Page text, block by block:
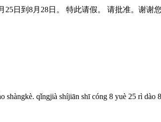
日到8月28日。 特此请假。 请批准。谢谢您
shàngkè. qǐngjià shíjiān shī cóng 8 yuè 25 rì